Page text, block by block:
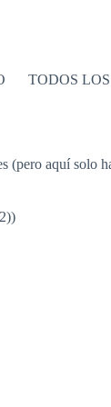
TODOS
(pero aquí solo